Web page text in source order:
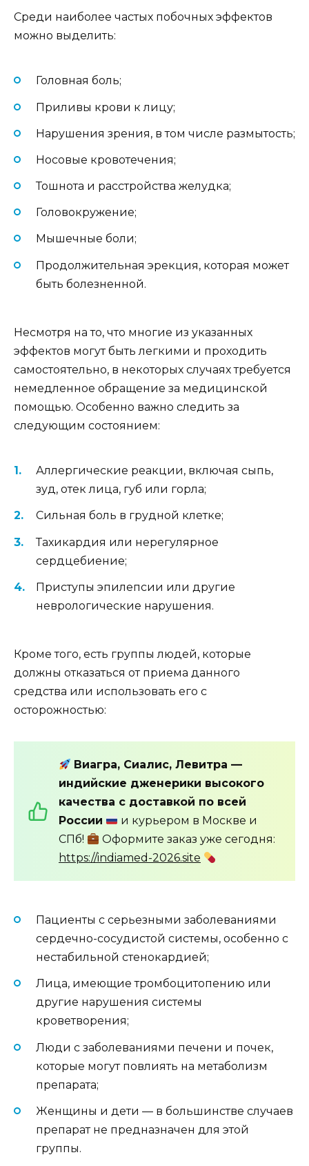
Среди наиболее частых побочных эффектов
можно выделить:
Головная боль;
Приливы крови к лицу;
Нарушения зрения, в том числе размытость;
Носовые кровотечения;
Тошнота и расстройства желудка;
Головокружение;
Мышечные боли;
Продолжительная эрекция, которая может
быть болезненной.
Несмотря на то, что многие из указанных
эффектов могут быть легкими и проходить
самостоятельно, в некоторых случаях требуется
немедленное обращение за медицинской
помощью. Особенно важно следить за
следующим состоянием:
Аллергические реакции, включая сыпь,
зуд, отек лица, губ или горла;
Сильная боль в грудной клетке;
Тахикардия или нерегулярное
сердцебиение;
Приступы эпилепсии или другие
неврологические нарушения.
Кроме того, есть группы людей, которые
должны отказаться от приема данного
средства или использовать его с
осторожностью:
Виагра, Сиалис, Левитра —
индийские дженерики высокого
качества с доставкой по всей
России
и курьером в Москве и
СПб!
Оформите заказ уже сегодня:
https://indiamed-2026.site
Пациенты с серьезными заболеваниями
сердечно-сосудистой системы, особенно с
нестабильной стенокардией;
Лица, имеющие тромбоцитопению или
другие нарушения системы
кроветворения;
Люди с заболеваниями печени и почек,
которые могут повлиять на метаболизм
препарата;
Женщины и дети — в большинстве случаев
препарат не предназначен для этой
группы.